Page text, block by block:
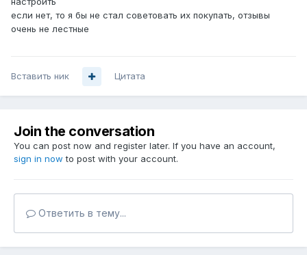
если нет, то я бы не стал советовать их покупать, отзывы
очень не лестные
Вставить ник Цитата
Join the conversation
You can post now and register later. If you have an account,
sign in now to post with your account.
Ответить в тему...